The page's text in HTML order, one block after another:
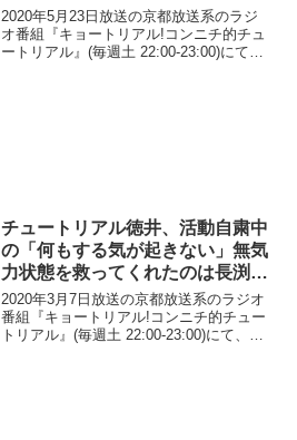
2020年5月23日放送の京都放送系のラジ
オ番組『キョートリアル!コンニチ的チュ
ートリアル』(毎週土 22:00-23:00)にて、
チュートリアル徳井、活動自粛中
の「何もする気が起きない」無気
力状態を救ってくれたのは長渕剛
『泣いてチンピラ』だったと告白
「ここはやっぱり長渕さん」
2020年3月7日放送の京都放送系のラジオ
番組『キョートリアル!コンニチ的チュー
トリアル』(毎週土 22:00-23:00)にて、お